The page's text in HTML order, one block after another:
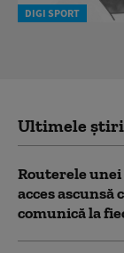
DIGI SPORT
Ultimele știri
Routerele
acces ascunsă
comunică la